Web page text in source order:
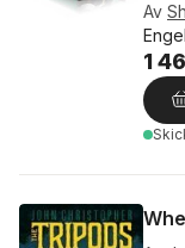
Av
1